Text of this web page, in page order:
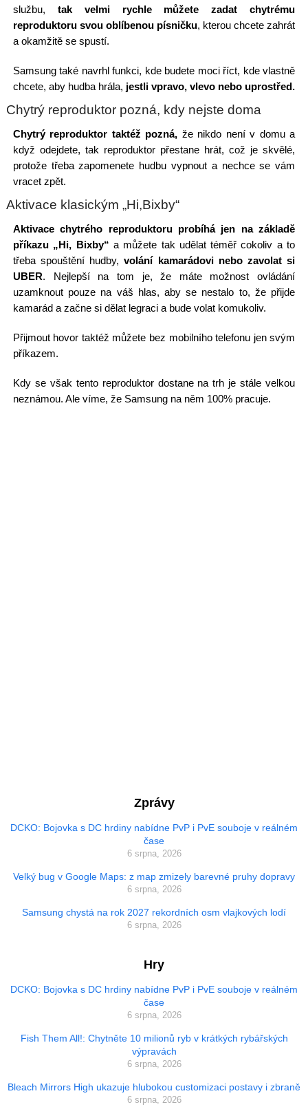
službu, tak velmi rychle můžete zadat chytrému
reproduktoru svou oblíbenou písničku, kterou chcete zahrát
a okamžitě se spustí.
Samsung také navrhl funkci, kde budete moci říct, kde vlastně
chcete, aby hudba hrála, jestli vpravo, vlevo nebo uprostřed.
Chytrý reproduktor pozná, kdy nejste doma
Chytrý reproduktor taktéž pozná, že nikdo není v domu a
když odejdete, tak reproduktor přestane hrát, což je skvělé,
protože třeba zapomenete hudbu vypnout a nechce se vám
vracet zpět.
Aktivace klasickým „Hi,Bixby“
Aktivace chytrého reproduktoru probíhá jen na základě
příkazu „Hi, Bixby“ a můžete tak udělat téměř cokoliv a to
třeba spouštění hudby,volání kamarádovi nebo zavolat si
UBER. Nejlepší na tom je, že máte možnost ovládání
uzamknout pouze na váš hlas, aby se nestalo to, že přijde
kamarád a začne si dělat legraci a bude volat komukoliv.
Přijmout hovor taktéž můžete bez mobilního telefonu jen svým
příkazem.
Kdy se však tento reproduktor dostane na trh je stále velkou
neznámou. Ale víme, že Samsung na něm 100% pracuje.
Zprávy
DCKO: Bojovka s DC hrdiny nabídne PvP i PvE souboje v reálném
čase
6 srpna, 2026
Velký bug v Google Maps: z map zmizely barevné pruhy dopravy
6 srpna, 2026
Samsung chystá na rok 2027 rekordních osm vlajkových lodí
6 srpna, 2026
Hry
DCKO: Bojovka s DC hrdiny nabídne PvP i PvE souboje v reálném
čase
6 srpna, 2026
Fish Them All!: Chytněte 10 milionů ryb v krátkých rybářských
výpravách
6 srpna, 2026
Bleach Mirrors High ukazuje hlubokou customizaci postavy i zbraně
6 srpna, 2026